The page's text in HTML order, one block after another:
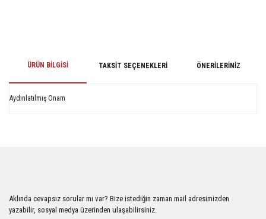
ÜRÜN BILGISI TAKSIT SEÇENEKLERI ÖNERILERINIZ
Aydınlatılmış Onam
Ürün açıklamasında eksik bilgiler bulunuyor.
Aklında cevapsız sorular mı var? Bize istediğin zaman mail adresimizden
yazabilir, sosyal medya üzerinden ulaşabilirsiniz.